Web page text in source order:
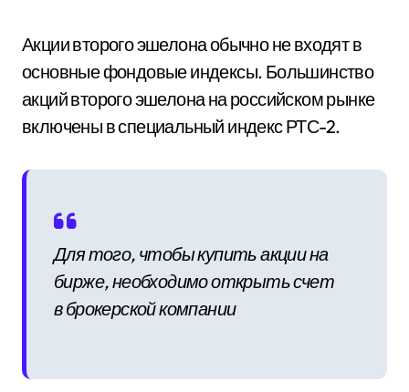
Акции второго эшелона обычно не входят в
основные фондовые индексы. Большинство
акций второго эшелона на российском рынке
включены в специальный индекс РТС-2.
Для того, чтобы купить акции на
бирже, необходимо открыть счет
в брокерской компании